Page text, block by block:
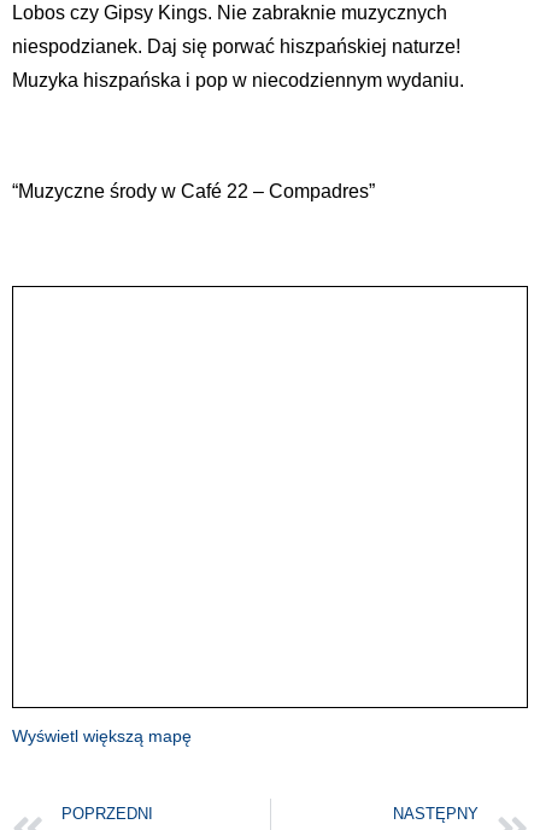
Lobos czy Gipsy Kings. Nie zabraknie muzycznych
niespodzianek. Daj się porwać hiszpańskiej naturze!
Muzyka hiszpańska i pop w niecodziennym wydaniu.
“Muzyczne środy w Café 22 – Compadres”
Wyświetl większą mapę
POPRZEDNI NASTĘPNY